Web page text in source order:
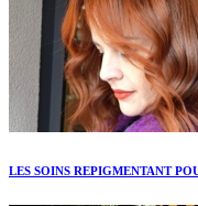
LES SOINS REPIGMENTANT